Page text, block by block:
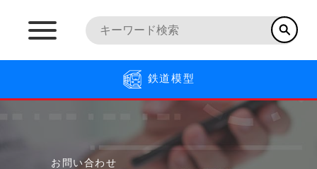
鉄道模型
お問い合わせ